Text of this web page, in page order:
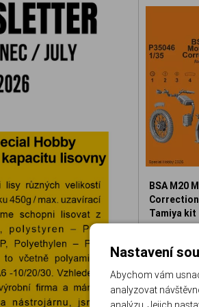
BSA M20
Tamiya kit
Nastavení
Abychom vám
analyzovat